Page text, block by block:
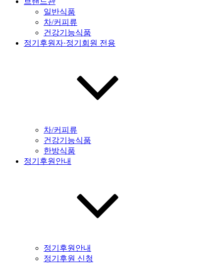
일반식품
차/커피류
건강기능식품
정기후원자·정기회원 전용
차/커피류
건강기능식품
한방식품
정기후원안내
정기후원안내
정기후원 신청